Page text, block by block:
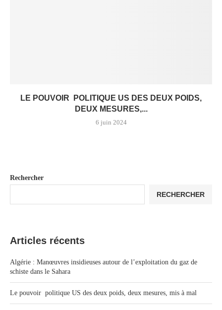
LE POUVOIR POLITIQUE US DES DEUX POIDS,
DEUX MESURES,...
6 juin 2024
Rechercher
RECHERCHER
Articles récents
Algérie : Manœuvres insidieuses autour de l’exploitation du gaz de
schiste dans le Sahara
Le pouvoir politique US des deux poids, deux mesures, mis à mal